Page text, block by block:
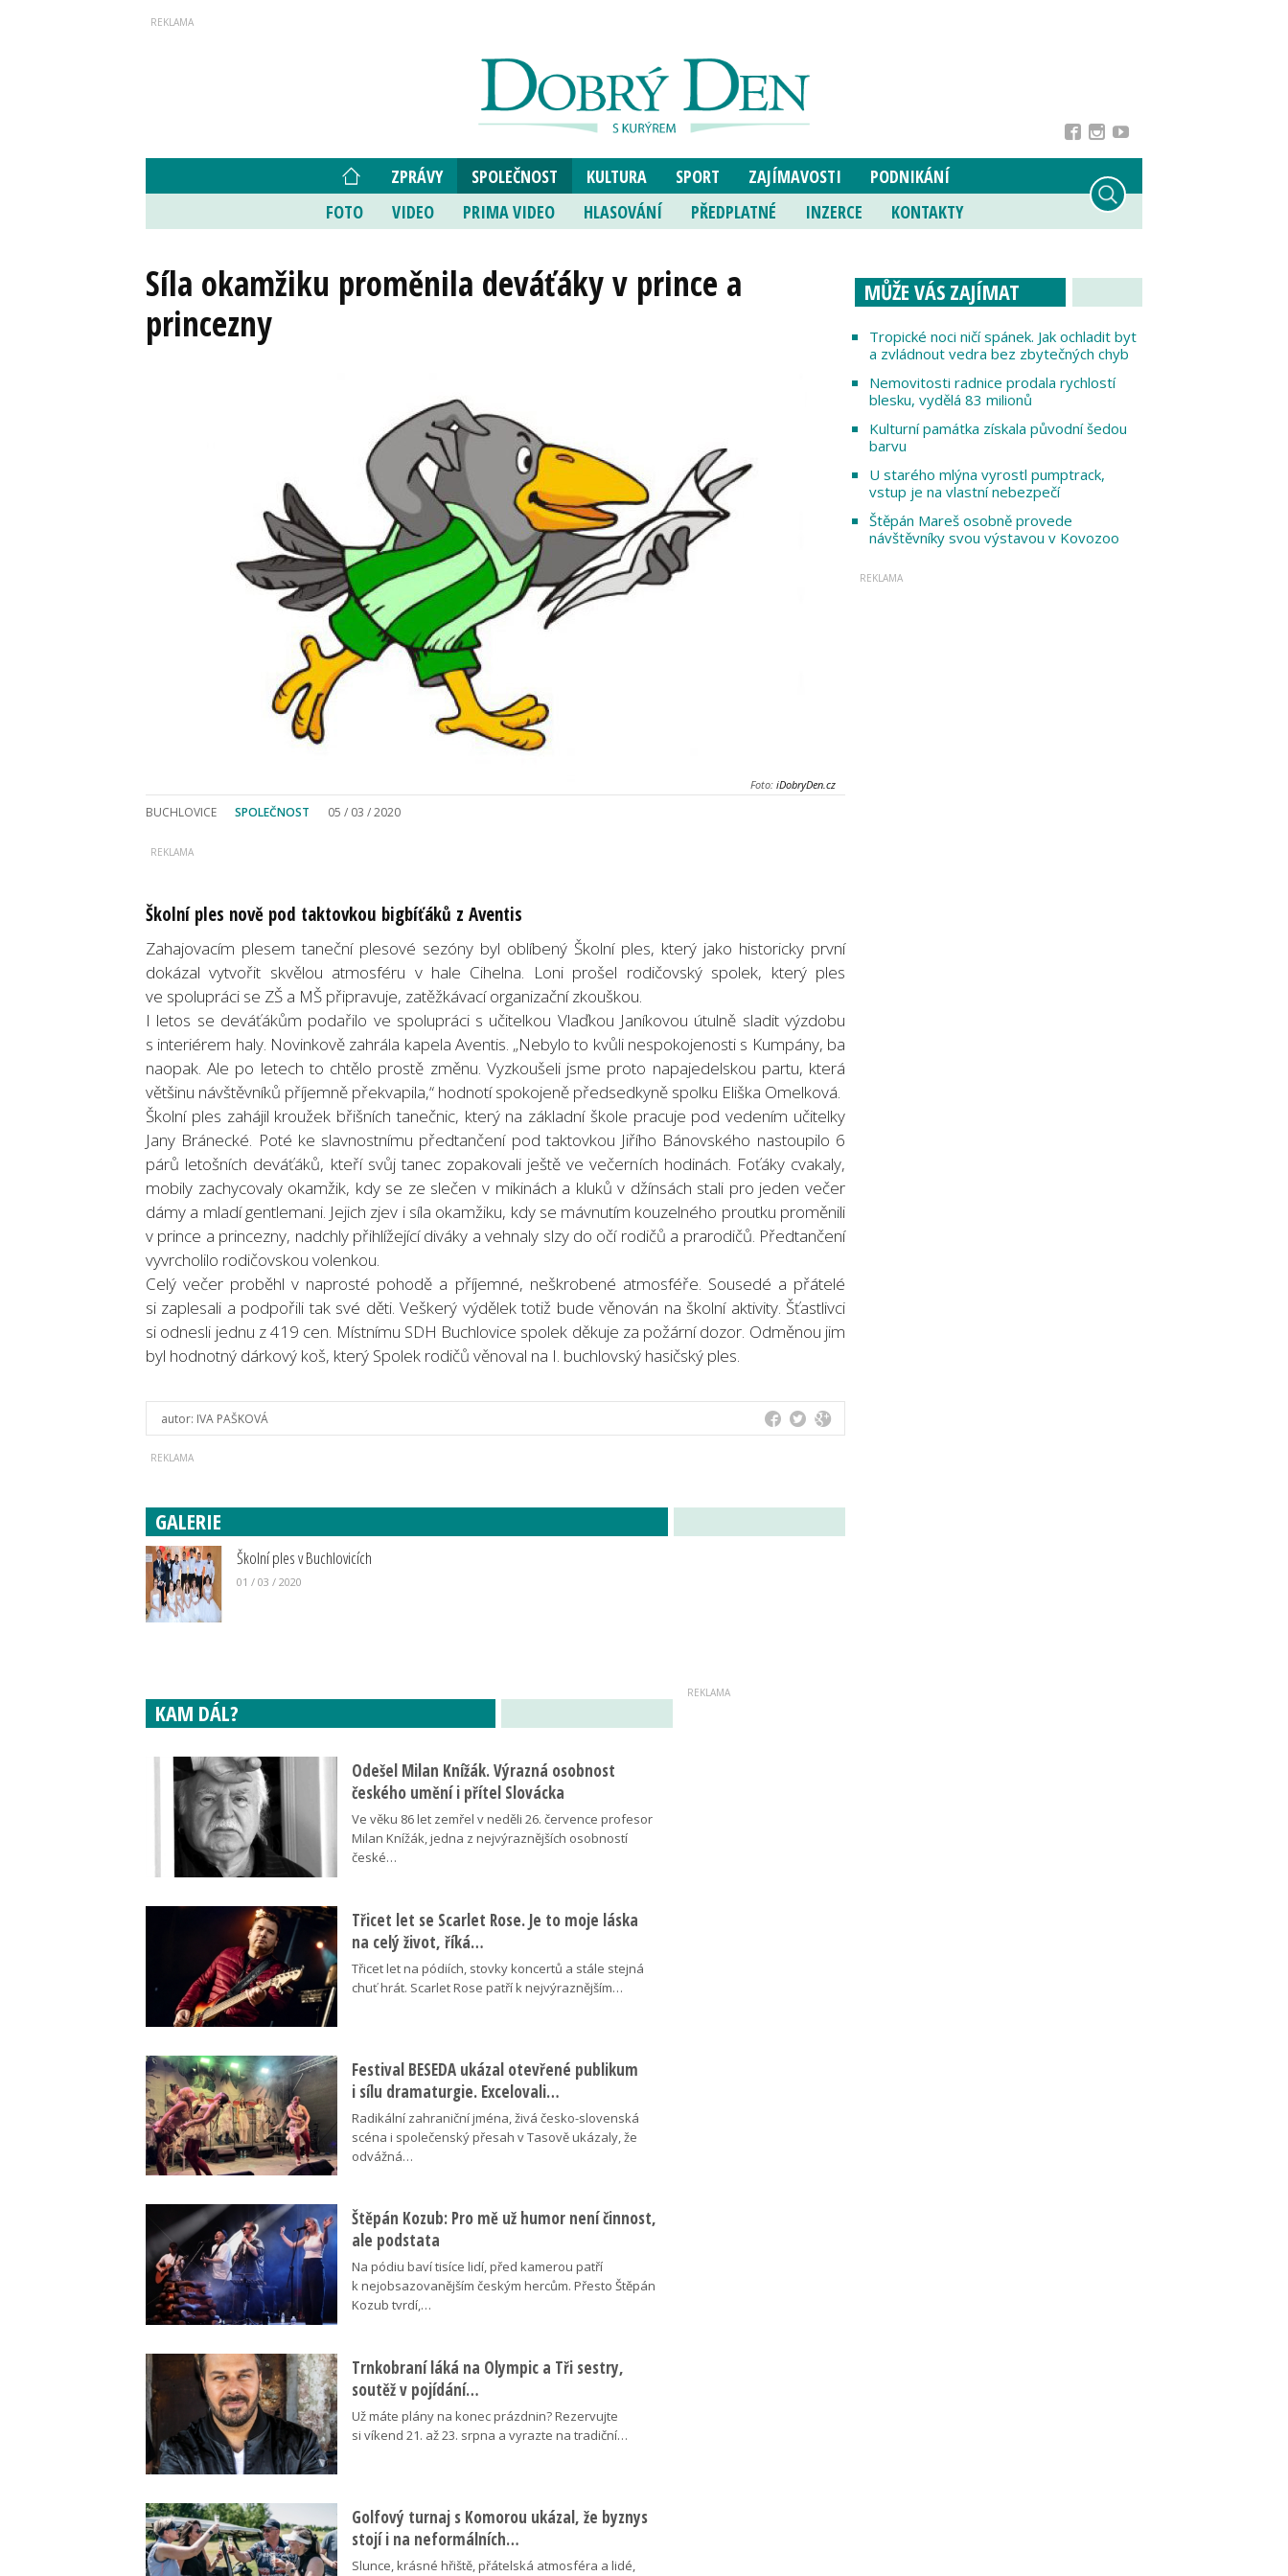
ZPRÁVY SPOLEČNOST KULTURA SPORT ZAJÍMAVOSTI
PODNIKÁNÍ
FOTO
VIDEO PRIMA VIDEO HLASOVÁNÍ PŘEDPLATNÉ INZERCE KONTAKTY
Síla okamžiku proměnila deváťáky v prince a
princezny
Foto: iDobryDen.cz
BUCHLOVICE SPOLEČNOST 05 / 03 / 2020
Školní ples nově pod taktovkou bigbíťáků z Aventis
Zahajovacím plesem taneční plesové sezóny byl oblíbený Školní ples, který jako historicky první
dokázal vytvořit skvělou atmosféru v hale Cihelna. Loni prošel rodičovský spolek, který ples
ve spolupráci se ZŠ a MŠ připravuje, zatěžkávací organizační zkouškou.
I letos se deváťákům podařilo ve spolupráci s učitelkou Vlaďkou Janíkovou útulně sladit výzdobu
s interiérem haly. Novinkově zahrála kapela Aventis. „Nebylo to kvůli nespokojenosti s Kumpány, ba
naopak. Ale po letech to chtělo prostě změnu. Vyzkoušeli jsme proto napajedelskou partu, která
většinu návštěvníků příjemně překvapila,“ hodnotí spokojeně předsedkyně spolku Eliška Omelková.
Školní ples zahájil kroužek břišních tanečnic, který na základní škole pracuje pod vedením učitelky
Jany Bránecké. Poté ke slavnostnímu předtančení pod taktovkou Jiřího Bánovského nastoupilo 6
párů letošních deváťáků, kteří svůj tanec zopakovali ještě ve večerních hodinách. Foťáky cvakaly,
mobily zachycovaly okamžik, kdy se ze slečen v mikinách a kluků v džínsách stali pro jeden večer
dámy a mladí gentlemani. Jejich zjev i síla okamžiku, kdy se mávnutím kouzelného proutku proměnili
v prince a princezny, nadchly přihlížející diváky a vehnaly slzy do očí rodičů a prarodičů. Předtančení
vyvrcholilo rodičovskou volenkou.
Celý večer proběhl v naprosté pohodě a příjemné, neškrobené atmosféře. Sousedé a přátelé
si zaplesali a podpořili tak své děti. Veškerý výdělek totiž bude věnován na školní aktivity. Šťastlivci
si odnesli jednu z 419 cen. Místnímu SDH Buchlovice spolek děkuje za požární dozor. Odměnou jim
byl hodnotný dárkový koš, který Spolek rodičů věnoval na I. buchlovský hasičský ples.
autor: IVA PAŠKOVÁ
GALERIE
Školní ples v Buchlovicích
01 / 03 / 2020
MŮŽE VÁS ZAJÍMAT
Tropické noci ničí spánek. Jak ochladit byt
a zvládnout vedra bez zbytečných chyb
Nemovitosti radnice prodala rychlostí
blesku, vydělá 83 milionů
Kulturní památka získala původní šedou
barvu
U starého mlýna vyrostl pumptrack,
vstup je na vlastní nebezpečí
Štěpán Mareš osobně provede
návštěvníky svou výstavou v Kovozoo
KAM DÁL?
Odešel Milan Knížák. Výrazná osobnost
českého umění i přítel Slovácka
Ve věku 86 let zemřel v neděli 26. července profesor
Milan Knížák, jedna z nejvýraznějších osobností
české…
Třicet let se Scarlet Rose. Je to moje láska
na celý život, říká…
Třicet let na pódiích, stovky koncertů a stále stejná
chuť hrát. Scarlet Rose patří k nejvýraznějším…
Festival BESEDA ukázal otevřené publikum
i sílu dramaturgie. Excelovali…
Radikální zahraniční jména, živá česko-slovenská
scéna i společenský přesah v Tasově ukázaly, že
odvážná…
Štěpán Kozub: Pro mě už humor není činnost,
ale podstata
Na pódiu baví tisíce lidí, před kamerou patří
k nejobsazovanějším českým hercům. Přesto Štěpán
Kozub tvrdí,…
Trnkobraní láká na Olympic a Tři sestry,
soutěž v pojídání…
Už máte plány na konec prázdnin? Rezervujte
si víkend 21. až 23. srpna a vyrazte na tradiční…
Golfový turnaj s Komorou ukázal, že byznys
stojí i na neformálních…
Slunce, krásné hřiště, přátelská atmosféra a lidé,